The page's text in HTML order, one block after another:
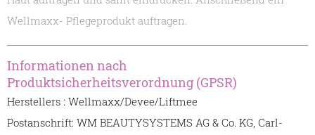
Wellmaxx- Pflegeprodukt auftragen.
Informationen nach
Produktsicherheitsverordnung (GPSR)
Herstellers : Wellmaxx/Devee/Liftmee
Postanschrift: WM BEAUTYSYSTEMS AG & Co. KG, Carl-